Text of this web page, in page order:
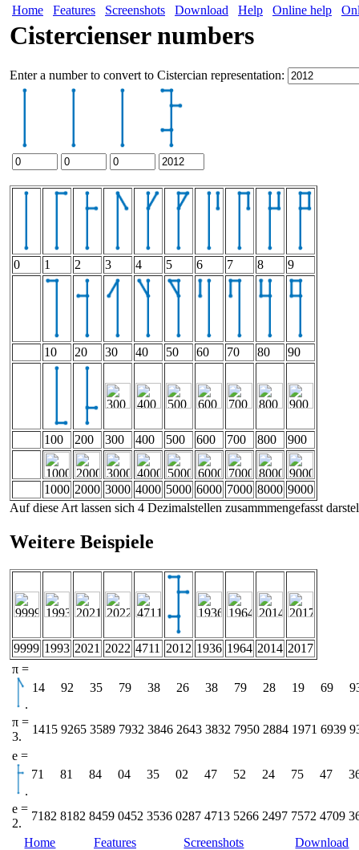
Cistercienser numbers
Enter a number to convert to Cistercian representation:
0 1 2 3 4 5 6 7 8 9
10 20 30 40 50 60 70 80 90
100 200 300 400 500 600 700 800 900
1000 2000 3000 4000 5000 6000 7000 8000 9000
Auf diese Art lassen sich 4 Dezimalstellen zusammmengefasst
Weitere Beispiele
9999 1993 2021 2022 4711 2012 1936 1964 2014 2017
π =
.
π =
3.
1415 9265 3589 7932 3846 2643 3832 7950 2884 1971 6939
e =
.
e =
2.
7182 8182 8459 0452 3536 0287 4713 5266 2497 7572 4709
Home
Features Screenshots Download
Home Features Screenshots Download Help Online help